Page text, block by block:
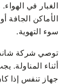
الغبار في
الأماكن الجافة
سوء التهوية.
توصي شركة
أثناء المناولة.
جهاز تنفس إذا